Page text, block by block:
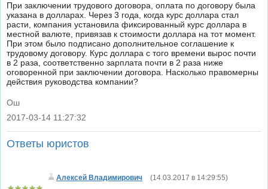
При заключении трудового договора, оплата по договору была
указана в долларах. Через 3 года, когда курс доллара стал
расти, компания установила фиксированный курс доллара в
местной валюте, привязав к стоимости доллара на тот момент.
При этом было подписано дополнительное соглашение к
трудовому договору. Курс доллара с того времени вырос почти
в 2 раза, соответственно зарплата почти в 2 раза ниже
оговоренной при заключении договора. Насколько правомерны
действия руководства компании?
Ош
|
2017-03-14 11:27:32
Ответы юристов
Алексей Владимирович (14.03.2017 в 14:29:55)